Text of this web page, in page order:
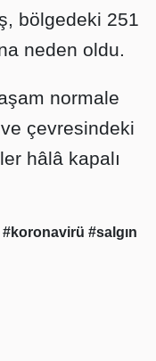
bölgedeki 251
neden oldu.
normale
çevresindeki
hâlâ kapalı
#koronavirü #salgın